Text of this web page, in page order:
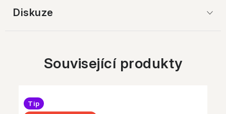
Diskuze
Související produkty
Tip